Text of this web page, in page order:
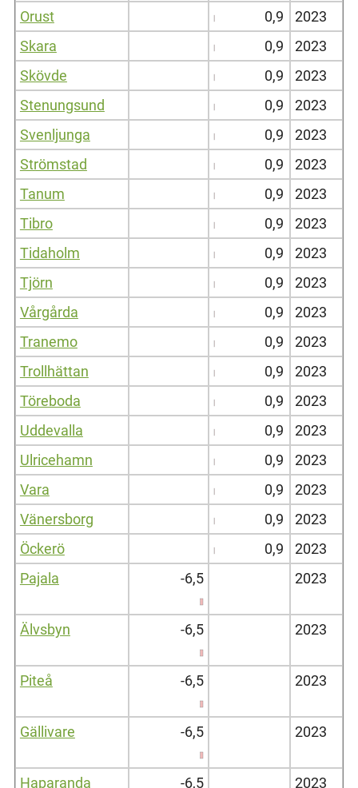
Orust
0,9
2023
Skara
0,9
2023
Skövde
0,9
2023
Stenungsund
0,9
2023
Svenljunga
0,9
2023
Strömstad
0,9
2023
Tanum
0,9
2023
Tibro
0,9
2023
Tidaholm
0,9
2023
Tjörn
0,9
2023
Vårgårda
0,9
2023
Tranemo
0,9
2023
Trollhättan
0,9
2023
Töreboda
0,9
2023
Uddevalla
0,9
2023
Ulricehamn
0,9
2023
Vara
0,9
2023
Vänersborg
0,9
2023
Öckerö
0,9
2023
Pajala
-6,5 2023
Älvsbyn -6,5 2023
Piteå -6,5 2023
Gällivare -6,5 2023
Haparanda -6,5 2023